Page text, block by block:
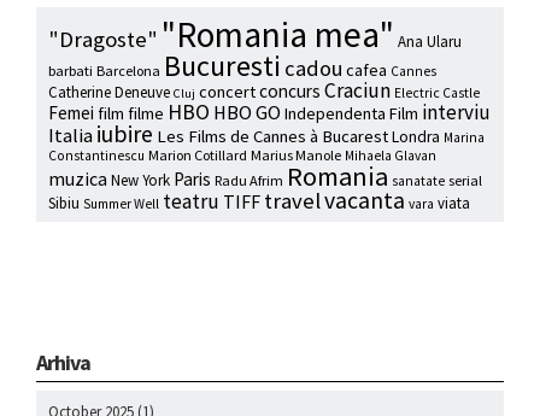
"Dragoste" "Romania mea" Ana Ularu
barbati Barcelona Bucuresti cadou cafea Cannes
Catherine Deneuve Cluj concertconcurs Craciun Electric Castle
Femei film filme HBO HBO GO Independenta Film interviu
Italiaiubire Les Films de Cannes à BucarestLondra Marina
Constantinescu Marion Cotillard Marius Manole Mihaela Glavan
muzica New York Paris Radu Afrim Romania sanatate serial
Sibiu Summer Well teatru TIFF travelvacanta vara viata
Arhiva